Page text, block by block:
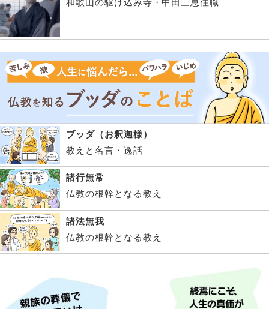
和歌山の駆け込み寺・中田三恵住職
ブッダ（お釈迦様）
教えと名言・逸話
諸行無常
仏教の根幹となる教え
諸法無我
仏教の根幹となる教え